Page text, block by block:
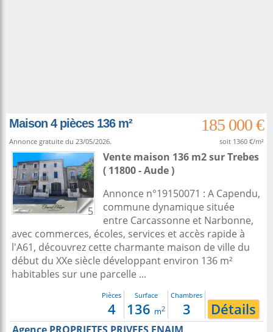
Maison 4 pièces 136 m² 185 000 €
Annonce gratuite du 23/05/2026. soit 1360 €/m²
5
Vente maison 136 m2surTrebes
( 11800 - Aude )
Annonce n°19150071 : A Capendu,
commune dynamique située
entre Carcassonne et Narbonne,
avec commerces, écoles, services et accès rapide à
l'A61, découvrez cette charmante maison de ville du
début du XXe siècle développant environ 136 m²
habitables sur une parcelle ...
Pièces
4
Surface
136 m2
Chambres
3 Détails